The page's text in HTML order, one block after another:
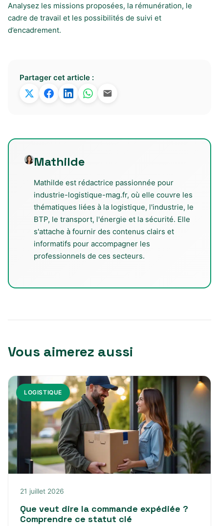
Analysez les missions proposées, la rémunération, le
cadre de travail et les possibilités de suivi et
d’encadrement.
Partager cet article :
Mathilde
Mathilde est rédactrice passionnée pour
industrie-logistique-mag.fr, où elle couvre les
thématiques liées à la logistique, l'industrie, le
BTP, le transport, l'énergie et la sécurité. Elle
s'attache à fournir des contenus clairs et
informatifs pour accompagner les
professionnels de ces secteurs.
Vous aimerez aussi
LOGISTIQUE
21 juillet 2026
Que veut dire la commande expédiée ?
Comprendre ce statut clé